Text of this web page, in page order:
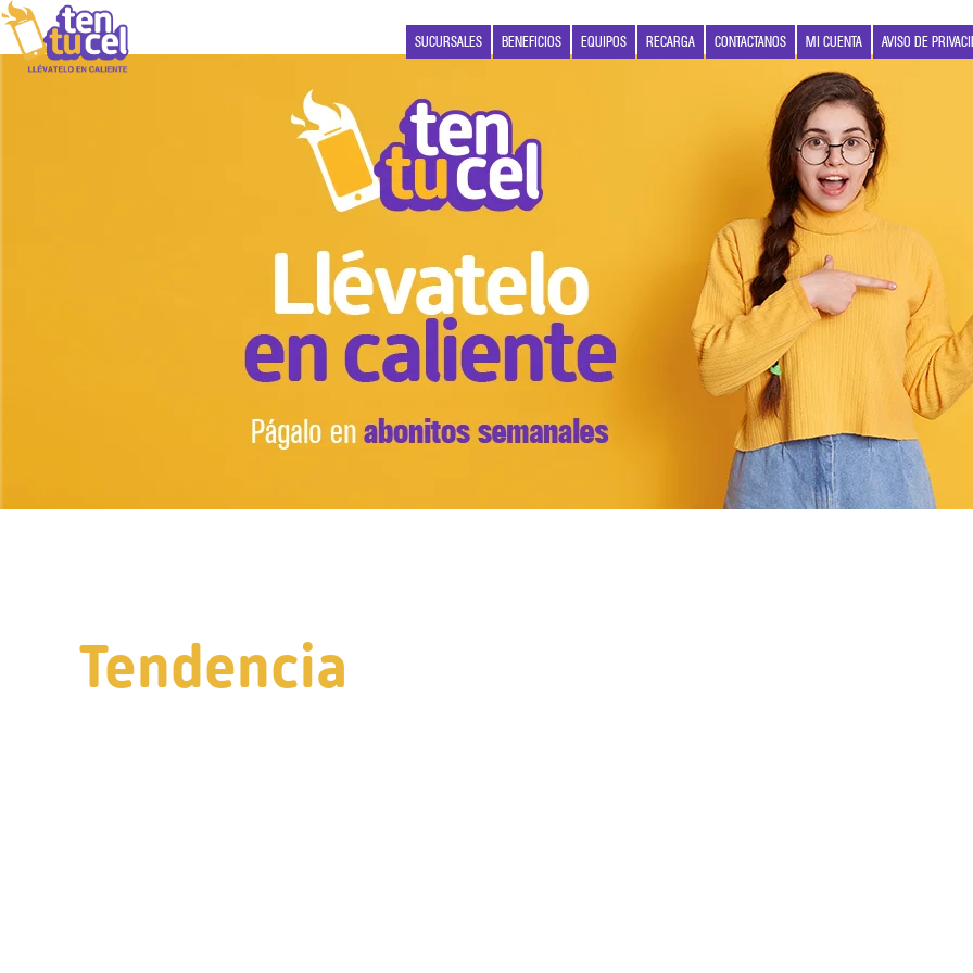
SUCURSALES BENEFICIOS EQUIPOS RECARGA CONTACTANOS MI CUENTA AVISO DE
Tendencia